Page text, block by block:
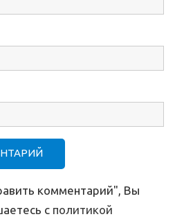
комментарий", Вы
с политикой